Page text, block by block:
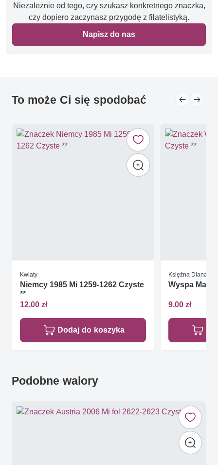
Niezależnie od tego, czy szukasz konkretnego znaczka,
czy dopiero zaczynasz przygodę z filatelistyką.
Napisz do nas
To może Ci się spodobać
Kwiaty
Niemcy 1985 Mi 1259-1262 Czyste
**
12,00 zł
Dodaj do koszyka
Księżna Diana
Wyspa Man
9,00 zł
Podobne walory